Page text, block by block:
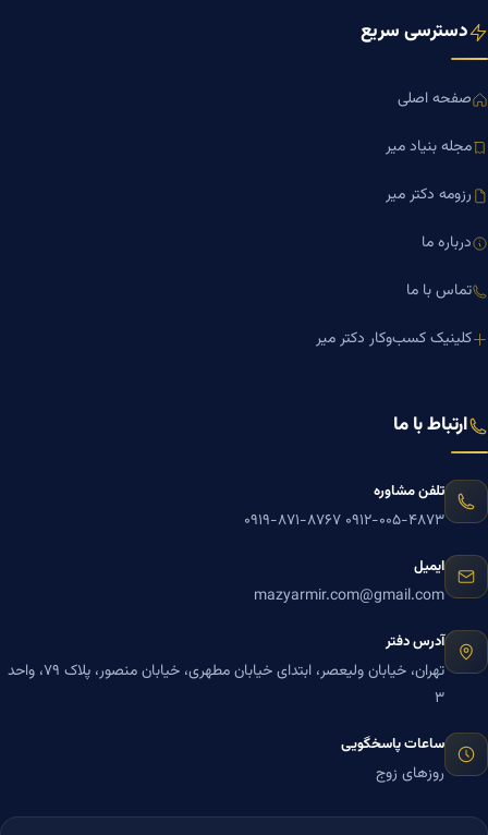
دسترسی سریع
صفحه اصلی
مجله بنیاد میر
رزومه دکتر میر
درباره ما
تماس با ما
کلینیک کسب‌وکار دکتر میر
ارتباط با ما
تلفن مشاوره
۰۹۱۲-۰۰۵-۴۸۷۳ ۰۹۱۹-۸۷۱-۸۷۶۷
ایمیل
mazyarmir.com@gmail.com
آدرس دفتر
تهران، خیابان ولیعصر، ابتدای خیابان مطهری، خیابان منصور، پلاک ۷۹، واحد
۳
ساعات پاسخگویی
روزهای زوج